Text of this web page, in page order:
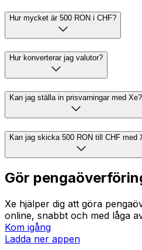
Hur mycket är 500 RON i CHF?
Hur konverterar jag valutor?
Kan jag ställa in prisvarningar med Xe?
Kan jag skicka 500 RON till CHF med
Gör
Xe hjälper dig att göra
online, snabbt och med låga
Kom igång
Ladda ner appen